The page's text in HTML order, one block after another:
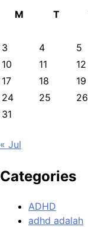
M
T
3
4 5
10
11 12
17
18 19
24
25 26
31
« Jul
Categories
ADHD
adhd adalah